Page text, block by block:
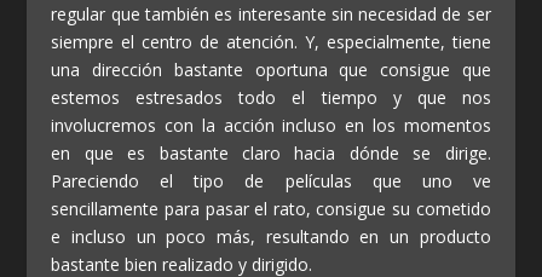
regular que también es interesante sin necesidad de ser
siempre el centro de atención. Y, especialmente, tiene
una dirección bastante oportuna que consigue que
estemos estresados todo el tiempo y que nos
involucremos con la acción incluso en los momentos
en que es bastante claro hacia dónde se dirige.
Pareciendo el tipo de películas que uno ve
sencillamente para pasar el rato, consigue su cometido
e incluso un poco más, resultando en un producto
bastante bien realizado y dirigido.